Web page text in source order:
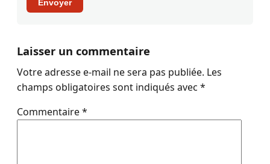
Envoyer
Laisser un commentaire
Votre adresse e-mail ne sera pas publiée. Les
champs obligatoires sont indiqués avec *
Commentaire*